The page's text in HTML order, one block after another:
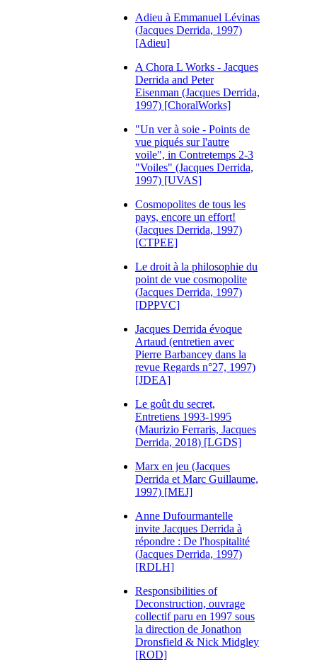
Adieu à Emmanuel Lévinas
(Jacques Derrida, 1997)
[Adieu]
A Chora L Works - Jacques
Derrida and Peter
Eisenman (Jacques Derrida,
1997) [ChoralWorks]
"Un ver à soie - Points de
vue piqués sur l'autre
voile", in Contretemps 2-3
"Voiles" (Jacques Derrida,
1997) [UVAS]
Cosmopolites de tous les
pays, encore un effort!
(Jacques Derrida, 1997)
[CTPEE]
Le droit à la philosophie du
point de vue cosmopolite
(Jacques Derrida, 1997)
[DPPVC]
Jacques Derrida évoque
Artaud (entretien avec
Pierre Barbancey dans la
revue Regards n°27, 1997)
[JDEA]
Le goût du secret,
Entretiens 1993-1995
(Maurizio Ferraris, Jacques
Derrida, 2018) [LGDS]
Marx en jeu (Jacques
Derrida et Marc Guillaume,
1997) [MEJ]
Anne Dufourmantelle
invite Jacques Derrida à
répondre : De l'hospitalité
(Jacques Derrida, 1997)
[RDLH]
Responsibilities of
Deconstruction, ouvrage
collectif paru en 1997 sous
la direction de Jonathon
Dronsfield & Nick Midgley
[ROD]